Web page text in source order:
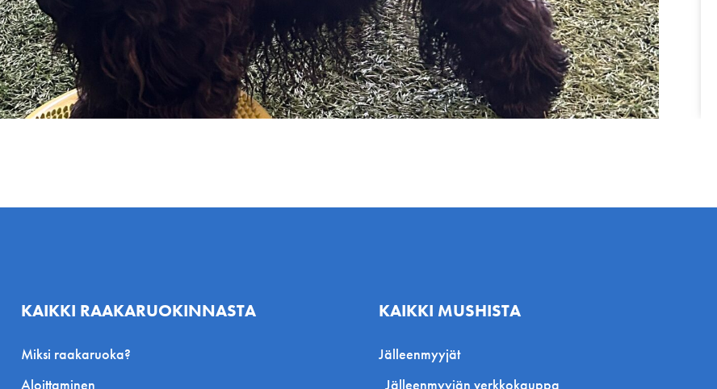
KAIKKI RAAKARUOKINNASTA
Miksi raakaruoka?
Aloittaminen
KAIKKI MUSHISTA
Jälleenmyyjät
Jälleenmyyjän verkkokauppa